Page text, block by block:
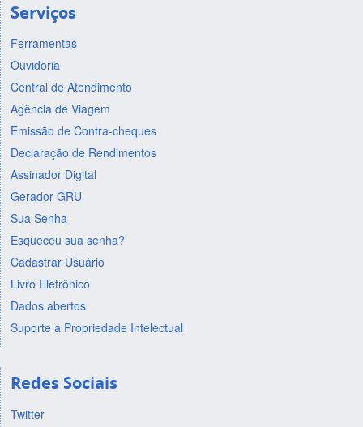
Serviços
Ferramentas
Ouvidoria
Central de Atendimento
Agência de Viagem
Emissão de Contra-cheques
Declaração de Rendimentos
Assinador Digital
Gerador GRU
Sua Senha
Esqueceu sua senha?
Cadastrar Usuário
Livro Eletrônico
Dados abertos
Suporte a Propriedade Intelectual
Redes Sociais
Twitter